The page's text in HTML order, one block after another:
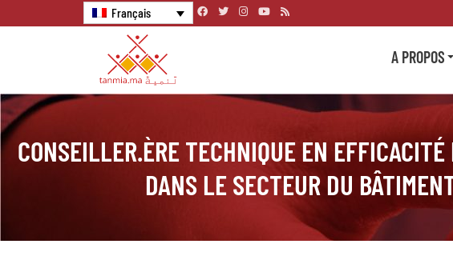
Français
A PROPOS
CONSEILLER.ÈRE TECHNIQUE EN EFFICACITÉ
DANS LE SECTEUR DU